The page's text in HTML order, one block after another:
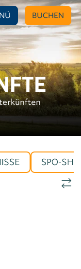
BUCHEN
SPO-